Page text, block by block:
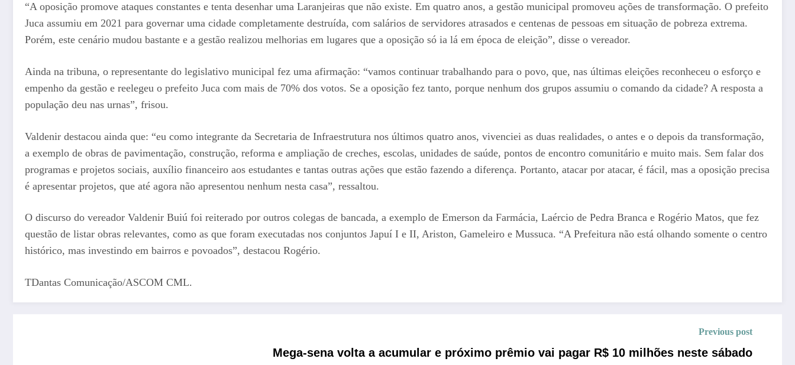
“A oposição promove ataques constantes e tenta desenhar uma Laranjeiras que não existe. Em quatro anos, a gestão municipal promoveu ações de transformação. O prefeito
Juca assumiu em 2021 para governar uma cidade completamente destruída, com salários de servidores atrasados e centenas de pessoas em situação de pobreza extrema.
Porém, este cenário mudou bastante e a gestão realizou melhorias em lugares que a oposição só ia lá em época de eleição”, disse o vereador.
Ainda na tribuna, o representante do legislativo municipal fez uma afirmação: “vamos continuar trabalhando para o povo, que, nas últimas eleições reconheceu o esforço e
empenho da gestão e reelegeu o prefeito Juca com mais de 70% dos votos. Se a oposição fez tanto, porque nenhum dos grupos assumiu o comando da cidade? A resposta a
população deu nas urnas”, frisou.
Valdenir destacou ainda que: “eu como integrante da Secretaria de Infraestrutura nos últimos quatro anos, vivenciei as duas realidades, o antes e o depois da transformação,
a exemplo de obras de pavimentação, construção, reforma e ampliação de creches, escolas, unidades de saúde, pontos de encontro comunitário e muito mais. Sem falar dos
programas e projetos sociais, auxílio financeiro aos estudantes e tantas outras ações que estão fazendo a diferença. Portanto, atacar por atacar, é fácil, mas a oposição precisa
é apresentar projetos, que até agora não apresentou nenhum nesta casa”, ressaltou.
O discurso do vereador Valdenir Buiú foi reiterado por outros colegas de bancada, a exemplo de Emerson da Farmácia, Laércio de Pedra Branca e Rogério Matos, que fez
questão de listar obras relevantes, como as que foram executadas nos conjuntos Japuí I e II, Ariston, Gameleiro e Mussuca. “A Prefeitura não está olhando somente o centro
histórico, mas investindo em bairros e povoados”, destacou Rogério.
TDantas Comunicação/ASCOM CML.
Previous post
Mega-sena volta a acumular e próximo prêmio vai pagar R$ 10 milhões neste sábado